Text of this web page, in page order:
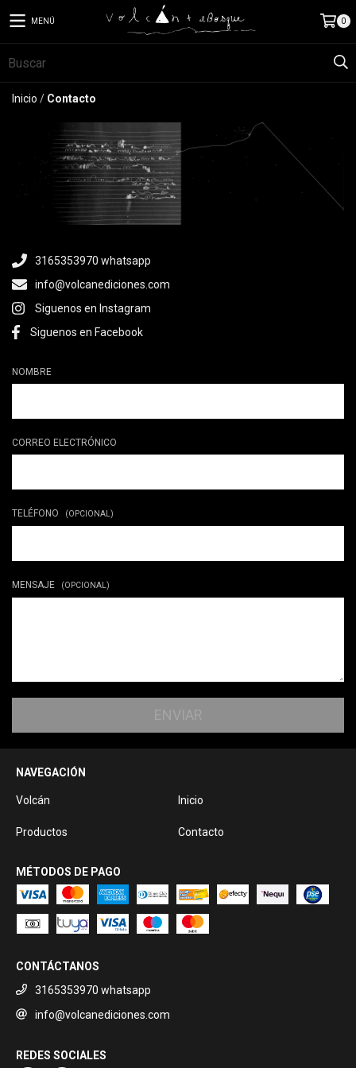
MENÚ 0
Inicio / Contacto
3165353970 whatsapp
info@volcanediciones.com
Siguenos en Instagram
Siguenos en Facebook
NOMBRE
CORREO ELECTRÓNICO
TELÉFONO (OPCIONAL)
MENSAJE (OPCIONAL)
NAVEGACIÓN
Volcán Inicio
Productos Contacto
MÉTODOS DE PAGO
CONTÁCTANOS
3165353970 whatsapp
info@volcanediciones.com
REDES SOCIALES